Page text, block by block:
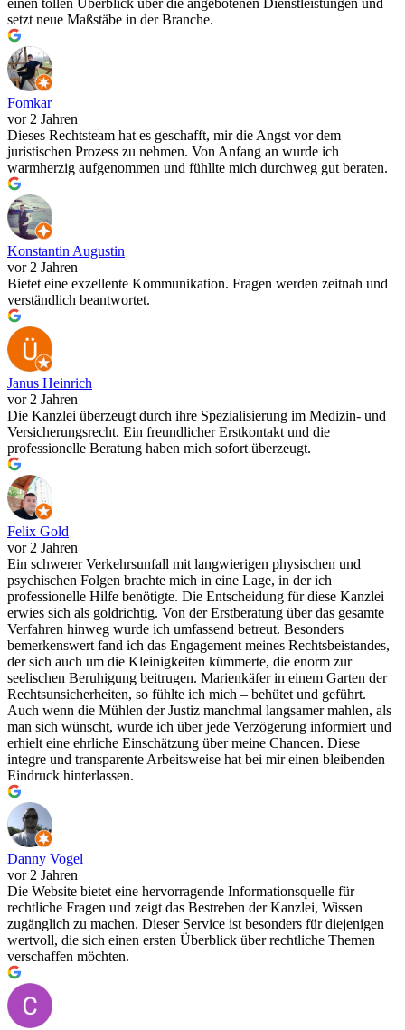
setzt neue Maßstäbe in der Branche.
Fomkar
vor 2 Jahren
Dieses Rechtsteam hat es geschafft, mir die Angst vor dem
juristischen Prozess zu nehmen. Von Anfang an wurde ich
warmherzig aufgenommen und fühllte mich durchweg gut beraten.
Konstantin Augustin
vor 2 Jahren
Bietet eine exzellente Kommunikation. Fragen werden zeitnah und
verständlich beantwortet.
Janus Heinrich
vor 2 Jahren
Die Kanzlei überzeugt durch ihre Spezialisierung im Medizin- und
Versicherungsrecht. Ein freundlicher Erstkontakt und die
professionelle Beratung haben mich sofort überzeugt.
Felix Gold
vor 2 Jahren
Ein schwerer Verkehrsunfall mit langwierigen physischen und
psychischen Folgen brachte mich in eine Lage, in der ich
professionelle Hilfe benötigte. Die Entscheidung für diese Kanzlei
erwies sich als goldrichtig. Von der Erstberatung über das gesamte
Verfahren hinweg wurde ich umfassend betreut. Besonders
bemerkenswert fand ich das Engagement meines Rechtsbeistandes,
der sich auch um die Kleinigkeiten kümmerte, die enorm zur
seelischen Beruhigung beitrugen. Marienkäfer in einem Garten der
Rechtsunsicherheiten, so fühlte ich mich – behütet und geführt.
Auch wenn die Mühlen der Justiz manchmal langsamer mahlen, als
man sich wünscht, wurde ich über jede Verzögerung informiert und
erhielt eine ehrliche Einschätzung über meine Chancen. Diese
integre und transparente Arbeitsweise hat bei mir einen bleibenden
Eindruck hinterlassen.
Danny Vogel
vor 2 Jahren
Die Website bietet eine hervorragende Informationsquelle für
rechtliche Fragen und zeigt das Bestreben der Kanzlei, Wissen
zugänglich zu machen. Dieser Service ist besonders für diejenigen
wertvoll, die sich einen ersten Überblick über rechtliche Themen
verschaffen möchten.